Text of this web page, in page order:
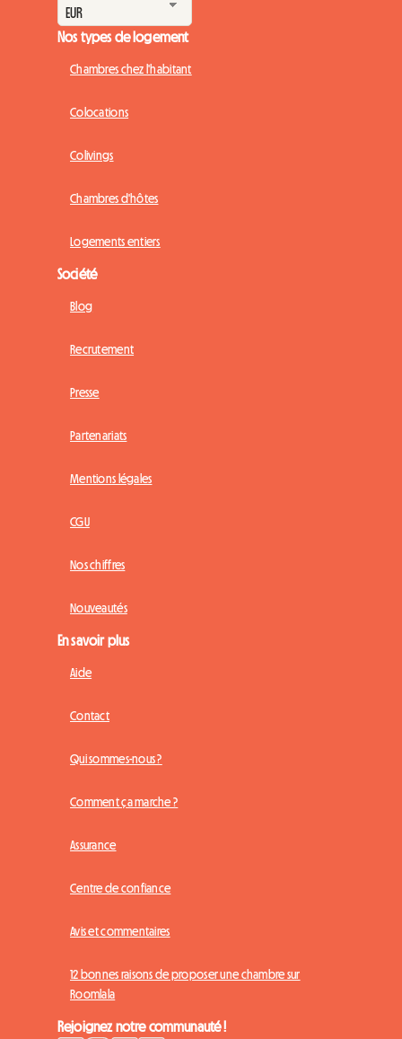
Nos types de logement
Chambres chez l'habitant
Colocations
Colivings
Chambres d'hôtes
Logements entiers
Société
Blog
Recrutement
Presse
Partenariats
Mentions légales
CGU
Nos chiffres
Nouveautés
En savoir plus
Aide
Contact
Qui sommes-nous ?
Comment ça marche ?
Assurance
Centre de confiance
Avis et commentaires
12 bonnes raisons de proposer une chambre sur
Roomlala
Rejoignez notre communauté !